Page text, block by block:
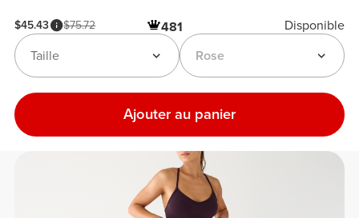
$45.43 $75.72 481
Disponible
Rose
Taille
Ajouter au panier